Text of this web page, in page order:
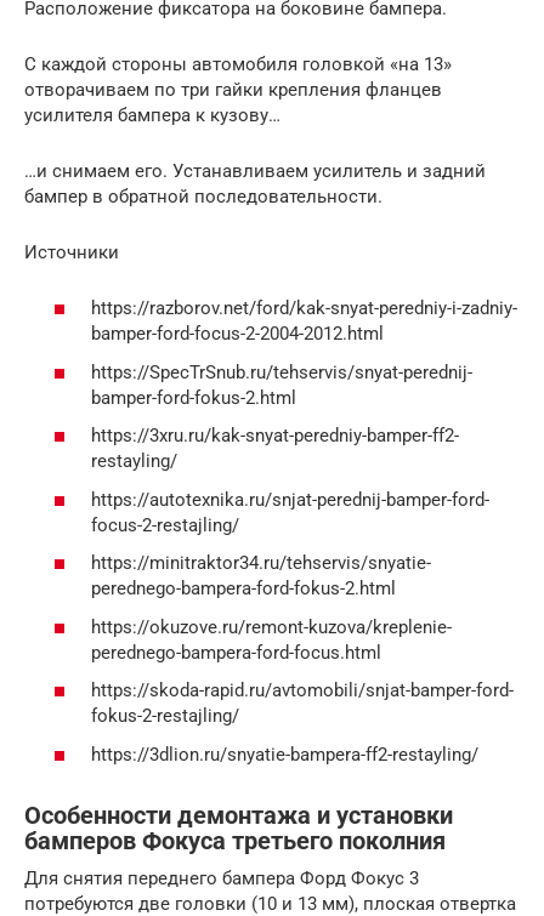
Расположение фиксатора на боковине бампера.
С каждой стороны автомобиля головкой «на 13»
отворачиваем по три гайки крепления фланцев
усилителя бампера к кузову…
…и снимаем его. Устанавливаем усилитель и задний
бампер в обратной последовательности.
Источники
https://razborov.net/ford/kak-snyat-peredniy-i-zadniy-
bamper-ford-focus-2-2004-2012.html
https://SpecTrSnub.ru/tehservis/snyat-perednij-
bamper-ford-fokus-2.html
https://3xru.ru/kak-snyat-peredniy-bamper-ff2-
restayling/
https://autotexnika.ru/snjat-perednij-bamper-ford-
focus-2-restajling/
https://minitraktor34.ru/tehservis/snyatie-
perednego-bampera-ford-fokus-2.html
https://okuzove.ru/remont-kuzova/kreplenie-
perednego-bampera-ford-focus.html
https://skoda-rapid.ru/avtomobili/snjat-bamper-ford-
fokus-2-restajling/
https://3dlion.ru/snyatie-bampera-ff2-restayling/
Особенности демонтажа и установки
бамперов Фокуса третьего поколния
Для снятия переднего бампера Форд Фокус 3
потребуются две головки (10 и 13 мм), плоская отвертка